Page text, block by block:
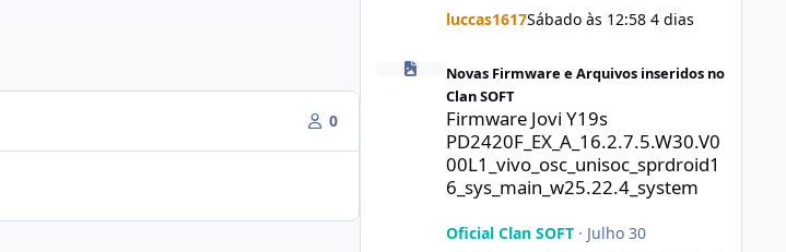
0
luccas1617Sábado às 12:58 4 dias
Firmware Jovi Y19s
Novas Firmware e Arquivos inseridos no
Clan SOFT
Firmware Jovi Y19s
PD2420F_EX_A_16.2.7.5.W30.V0
00L1_vivo_osc_unisoc_sprdroid1
6_sys_main_w25.22.4_system
Oficial Clan SOFT· Julho 30